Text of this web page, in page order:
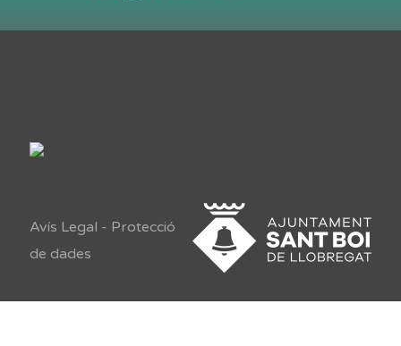
Avís Legal - Protecció
de dades